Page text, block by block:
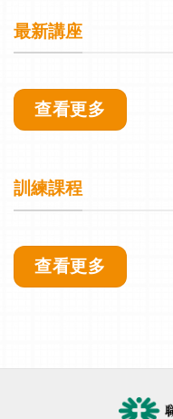
最新講座
查看更多
訓練課程
查看更多